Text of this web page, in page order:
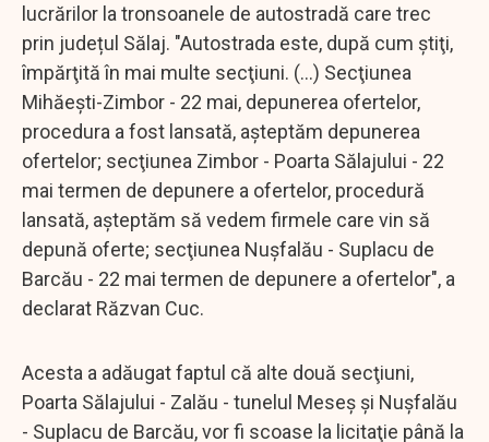
lucrărilor la tronsoanele de autostradă care trec
prin județul Sălaj. "Autostrada este, după cum ştiţi,
împărţită în mai multe secţiuni. (...) Secţiunea
Mihăeşti-Zimbor - 22 mai, depunerea ofertelor,
procedura a fost lansată, aşteptăm depunerea
ofertelor; secţiunea Zimbor - Poarta Sălajului - 22
mai termen de depunere a ofertelor, procedură
lansată, aşteptăm să vedem firmele care vin să
depună oferte; secţiunea Nuşfalău - Suplacu de
Barcău - 22 mai termen de depunere a ofertelor", a
declarat Răzvan Cuc.
Acesta a adăugat faptul că alte două secţiuni,
Poarta Sălajului - Zalău - tunelul Meseş şi Nuşfalău
- Suplacu de Barcău, vor fi scoase la licitaţie până la